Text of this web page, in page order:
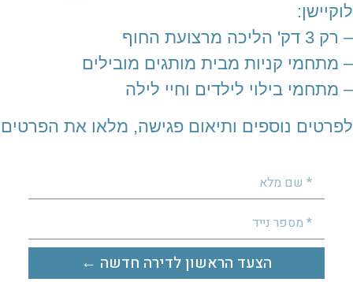
לוקיישן:
– רק 3 דק' הליכה מרצועת החוף
– מתחמי קניות מבית מותגים מובילים
– מתחמי בילוי לילדים וחיי לילה
לפרטים נוספים ותיאום פגישה, מלאו את הפרטים
הצעד הראשון לדירה חדשה ←